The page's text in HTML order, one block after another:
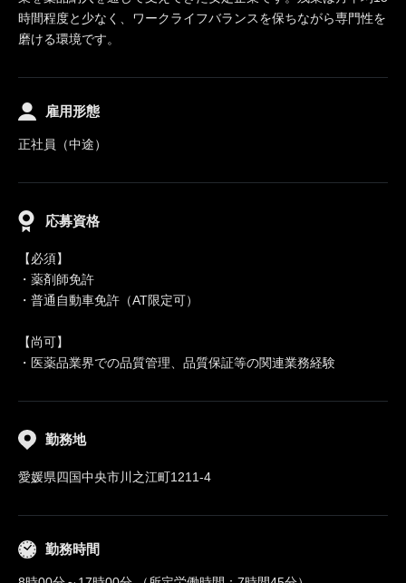
時間程度と少なく、ワークライフバランスを保ちながら専門性を
磨ける環境です。
雇用形態
正社員（中途）
応募資格
【必須】
・薬剤師免許
・普通自動車免許（AT限定可）
【尚可】
・医薬品業界での品質管理、品質保証等の関連業務経験
勤務地
愛媛県四国中央市川之江町1211-4
勤務時間